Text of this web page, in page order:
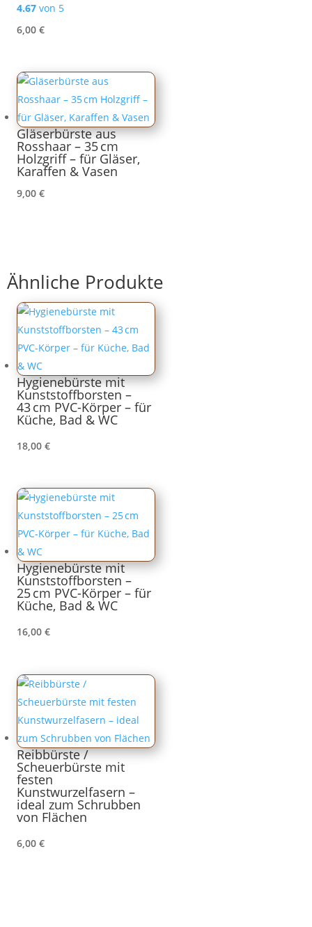
4.67 von 5
6,00 €
Gläserbürste aus
Rosshaar – 35 cm
Holzgriff – für Gläser,
Karaffen & Vasen
9,00 €
Ähnliche Produkte
Hygienebürste mit
Kunststoffborsten –
43 cm PVC-Körper – für
Küche, Bad & WC
18,00 €
Hygienebürste mit
Kunststoffborsten –
25 cm PVC-Körper – für
Küche, Bad & WC
16,00 €
Reibbürste /
Scheuerbürste mit
festen
Kunstwurzelfasern –
ideal zum Schrubben
von Flächen
6,00 €